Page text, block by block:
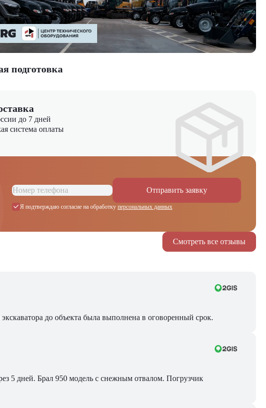
подготовка
до 7 дней
система оплаты
Отправить заявку
Я подтверждаю согласие на обработку персональных данных
Смотреть все отзывы
до объекта была выполнена в оговоренный срок.
5 дней. Брал 950 модель с снежным отвалом. Погрузчик